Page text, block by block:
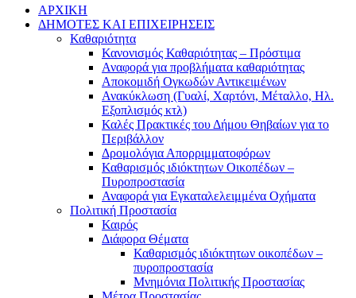
ΑΡΧΙΚΗ
ΔΗΜΟΤΕΣ ΚΑΙ ΕΠΙΧΕΙΡΗΣΕΙΣ
Καθαριότητα
Κανονισμός Καθαριότητας – Πρόστιμα
Αναφορά για προβλήματα καθαριότητας
Αποκομιδή Ογκωδών Αντικειμένων
Ανακύκλωση (Γυαλί, Χαρτόνι, Μέταλλο, Ηλ.
Εξοπλισμός κτλ)
Καλές Πρακτικές του Δήμου Θηβαίων για το
Περιβάλλον
Δρομολόγια Απορριμματοφόρων
Καθαρισμός ιδιόκτητων Οικοπέδων –
Πυροπροστασία
Αναφορά για Εγκαταλελειμμένα Οχήματα
Πολιτική Προστασία
Καιρός
Διάφορα Θέματα
Καθαρισμός ιδιόκτητων οικοπέδων –
πυροπροστασία
Μνημόνια Πολιτικής Προστασίας